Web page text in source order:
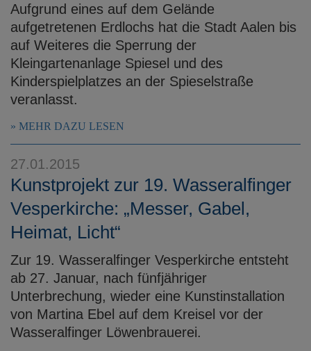
Aufgrund eines auf dem Gelände
aufgetretenen Erdlochs hat die Stadt Aalen bis
auf Weiteres die Sperrung der
Kleingartenanlage Spiesel und des
Kinderspielplatzes an der Spieselstraße
veranlasst.
MEHR DAZU LESEN
27.01.2015
Kunstprojekt zur 19. Wasseralfinger
Vesperkirche: „Messer, Gabel,
Heimat, Licht“
Zur 19. Wasseralfinger Vesperkirche entsteht
ab 27. Januar, nach fünfjähriger
Unterbrechung, wieder eine Kunstinstallation
von Martina Ebel auf dem Kreisel vor der
Wasseralfinger Löwenbrauerei.